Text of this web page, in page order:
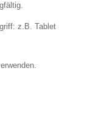
z.B. Tablet